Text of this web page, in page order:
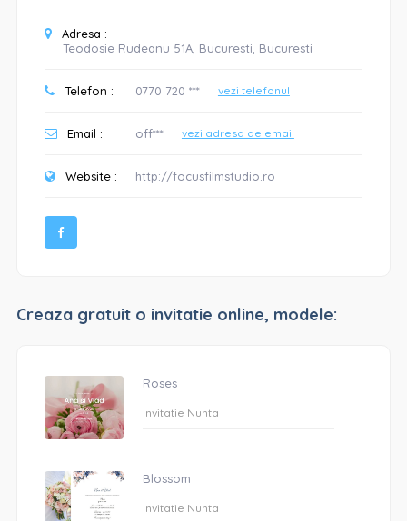
Adresa :
Teodosie Rudeanu 51A, Bucuresti, Bucuresti
Telefon : 0770 720 *** vezi telefonul
Email : off*** vezi adresa de email
Website : http://focusfilmstudio.ro
Creaza gratuit o invitatie online, modele:
Roses
Invitatie Nunta
Blossom
Invitatie Nunta